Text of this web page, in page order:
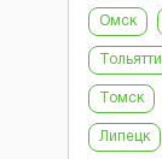
Омск
Тольятти
Томск
Липецк